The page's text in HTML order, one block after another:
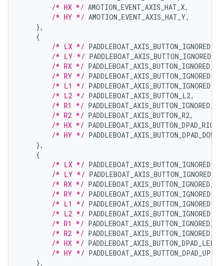
/* HX */ AMOTION_EVENT_AXIS_HAT_X,
/* HY */ AMOTION_EVENT_AXIS_HAT_Y,
},
{
/* LX */ PADDLEBOAT_AXIS_BUTTON_IGNORED
/* LY */ PADDLEBOAT_AXIS_BUTTON_IGNORED
/* RX */ PADDLEBOAT_AXIS_BUTTON_IGNORED,
/* RY */ PADDLEBOAT_AXIS_BUTTON_IGNORED
/* L1 */ PADDLEBOAT_AXIS_BUTTON_IGNORED
/* L2 */ PADDLEBOAT_AXIS_BUTTON_L2,
/* R1 */ PADDLEBOAT_AXIS_BUTTON_IGNORED,
/* R2 */ PADDLEBOAT_AXIS_BUTTON_R2,
/* HX */
/* HY */ PADDLEBOAT_AXIS_BUTTON_DPAD_DOWN
},
{
/* LX */ PADDLEBOAT_AXIS_BUTTON_IGNORED
/* LY */ PADDLEBOAT_AXIS_BUTTON_IGNORED
/* RX */ PADDLEBOAT_AXIS_BUTTON_IGNORED,
/* RY */ PADDLEBOAT_AXIS_BUTTON_IGNORED
/* L1 */ PADDLEBOAT_AXIS_BUTTON_IGNORED
/* L2 */ PADDLEBOAT_AXIS_BUTTON_IGNORED
/* R1 */ PADDLEBOAT_AXIS_BUTTON_IGNORED,
/* R2 */ PADDLEBOAT_AXIS_BUTTON_IGNORED,
/* HX */ PADDLEBOAT_AXIS_BUTTON_DPAD_LEFT
/* HY */ PADDLEBOAT_AXIS_BUTTON_DPAD_UP
},